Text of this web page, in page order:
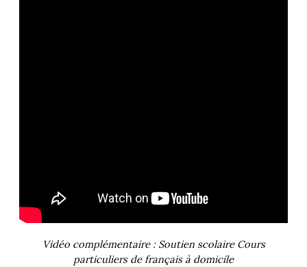
Vidéo complémentaire : Soutien scolaire Cours
particuliers de français à domicile